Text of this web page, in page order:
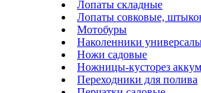
Лопаты складные
Лопаты совковые,
Мотобуры
Наколенники
Ножи садовые
Ножницы-кусторез
Переходники для полива